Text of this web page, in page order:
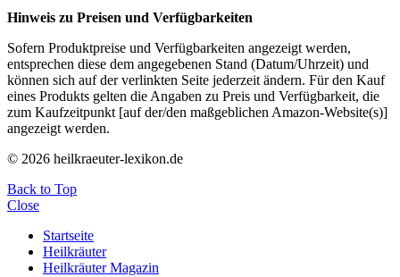
Hinweis zu Preisen und Verfügbarkeiten
Sofern Produktpreise und Verfügbarkeiten angezeigt werden,
entsprechen diese dem angegebenen Stand (Datum/Uhrzeit) und
können sich auf der verlinkten Seite jederzeit ändern. Für den Kauf
eines Produkts gelten die Angaben zu Preis und Verfügbarkeit, die
zum Kaufzeitpunkt [auf der/den maßgeblichen Amazon-Website(s)]
angezeigt werden.
© 2026 heilkraeuter-lexikon.de
Back to Top
Close
Startseite
Heilkräuter
Heilkräuter Magazin